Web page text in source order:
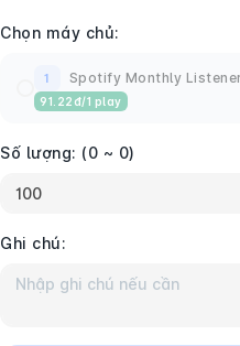
Chọn máy chủ:
1 Spotify Monthly
91.22 đ/1 play
Số lượng: (0 ~ 0)
Ghi chú: